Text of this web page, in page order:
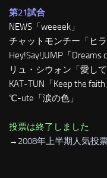
第21試合
NEWS「weeeek」
チャットモンチー「ヒ
Hey!Say!JUMP「Dreams
リュ・シウォン「愛して
KAT-TUN「Keep the faith
℃-ute「涙の色」
投票は終了しました
→ 2008年上半期人気投